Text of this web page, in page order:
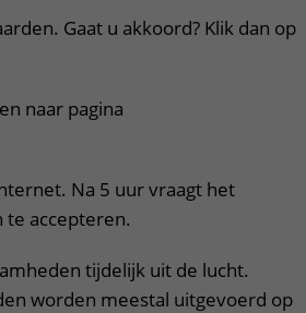
Gaat u akkoord? Klik dan op
naar pagina
Na 5 uur vraagt het
te accepteren.
tijdelijk uit de lucht.
worden meestal uitgevoerd op